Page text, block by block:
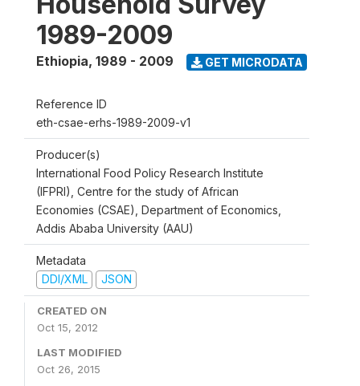
1989-2009
Ethiopia, 1989 - 2009 GET MICRODATA
Reference ID
eth-csae-erhs-1989-2009-v1
Producer(s)
International Food Policy Research Institute
(IFPRI), Centre for the study of African
Economies (CSAE), Department of Economics,
Addis Ababa University (AAU)
Metadata
DDI/XML
JSON
CREATED ON
Oct 15, 2012
LAST MODIFIED
Oct 26, 2015